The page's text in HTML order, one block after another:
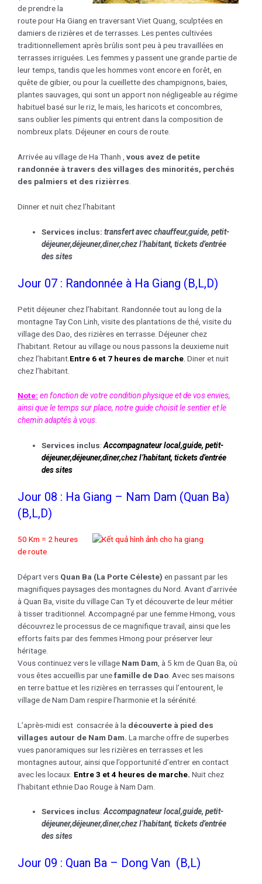
de prendre la
route pour Ha Giang en traversant Viet Quang, sculptées en
damiers de rizières et de terrasses. Les pentes cultivées
traditionnellement après brûlis sont peu à peu travaillées en
terrasses irriguées. Les femmes y passent une grande partie de
leur temps, tandis que les hommes vont encore en forêt, en
quête de gibier, ou pour la cueillette des champignons, baies,
plantes sauvages, qui sont un apport non négligeable au régime
habituel basé sur le riz, le mais, les haricots et concombres,
sans oublier les piments qui entrent dans la composition de
nombreux plats. Déjeuner en cours de route.
Arrivée au village de Ha Thanh , vous avez de petite
randonnée à travers des villages des minorités, perchés
des palmiers et des rizièrres.
Dinner et nuit chez l’habitant
Services inclus:transfert avec chauffeur,guide, petit-
déjeuner,déjeuner,diner,chez l’habitant, tickets d’entrée
des sites
Jour 07 : Randonnée à Ha Giang (B,L,D)
Petit déjeuner chez l’habitant. Randonnée tout au long de la
montagne Tay Con Linh, visite des plantations de thé, visite du
village des Dao, des rizières en terrasse. Déjeuner chez
l’habitant. Retour au village ou nous passons la deuxieme nuit
chez l’habitant. Entre 6 et 7 heures de marche Diner et nuit
chez l’habitant.
Note: en fonction de votre condition physique et de vos envies,
ainsi que le temps sur place, notre guide choisit le sentier et le
chemin adaptés à vous.
Services inclus: Accompagnateur local,guide, petit-
déjeuner,déjeuner,diner,chez l’habitant, tickets d’entrée
des sites
Jour 08 : Ha Giang – Nam Dam (Quan Ba)
(B,L,D)
50 Km = 2 heures
de route
Départ vers Quan Ba (La Porte Céleste) en passant par les
magnifiques paysages des montagnes du Nord. Avant d’arrivée
à Quan Ba, visite du village Can Ty et découverte de leur métier
à tisser traditionnel. Accompagné par une femme Hmong, vous
découvrez le processus de ce magnifique travail, ainsi que les
efforts faits par des femmes Hmong pour préserver leur
héritage.
Vous continuez vers le village Nam Dam , à 5 km de Quan Ba, où
vous êtes accueillis par unefamille de Dao . Avec ses maisons
en terre battue et les rizières en terrasses qui l’entourent, le
village de Nam Dam respire l’harmonie et la sérénité.
L’après-midi est consacrée à la découverte à pied des
villages autour de Nam Dam. La marche offre de superbes
vues panoramiques sur les rizières en terrasses et les
montagnes autour, ainsi que l’opportunité d’entrer en contact
avec les locaux. Entre 3 et 4 heures de marche. Nuit chez
l’habitant ethnie Dao Rouge à Nam Dam.
Services inclus:Accompagnateur local,guide, petit-
déjeuner,déjeuner,diner,chez l’habitant, tickets d’entrée
des sites
Jour 09 : Quan Ba – Dong Van (B,L)